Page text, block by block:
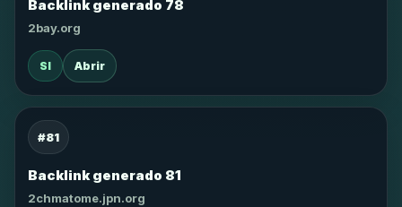
Backlink generado 78
2bay.org
SI Abrir
#81
Backlink generado 81
2chmatome.jpn.org